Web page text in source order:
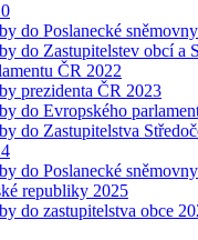
do Poslanecké
do Zastupitelstev obcí a
ČR 2022
prezidenta ČR 2023
do Evropského
do Zastupitelstva
do Poslanecké
republiky 2025
do zastupitelstva obce